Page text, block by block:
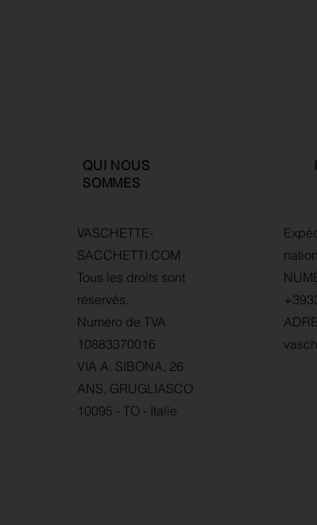
QUI NOUS
SOMMES
VASCHETTE-
SACCHETTI.COM
Tous les droits sont
réservés.
Numéro de TVA
10883370016
VIA A. SIBONA, 26
ANS, GRUGLIASCO
10095 - TO - Italie